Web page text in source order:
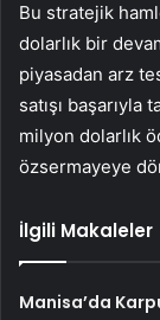
Bu stratejik
dolarlık bir
piyasadan arz
satışı başarıyla
milyon dolarlık
özsermayeye
İlgili Makaleler
Manisa’da